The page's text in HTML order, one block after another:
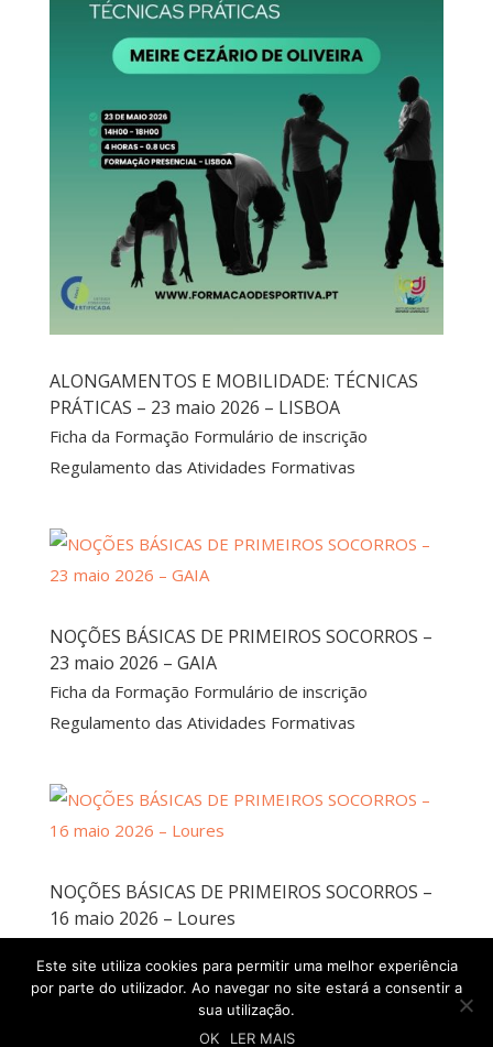
ALONGAMENTOS E MOBILIDADE: TÉCNICAS
PRÁTICAS – 23 maio 2026 – LISBOA
Ficha da Formação Formulário de inscrição
Regulamento das Atividades Formativas
NOÇÕES BÁSICAS DE PRIMEIROS SOCORROS –
23 maio 2026 – GAIA
Ficha da Formação Formulário de inscrição
Regulamento das Atividades Formativas
NOÇÕES BÁSICAS DE PRIMEIROS SOCORROS –
16 maio 2026 – Loures
Regulamento das Atividades Formativas
Este site utiliza cookies para permitir uma melhor experiência
por parte do utilizador. Ao navegar no site estará a consentir a
sua utilização.
OK
LER MAIS